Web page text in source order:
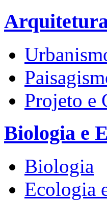
Projeto e
Biologia e
Biologia
Ecologia